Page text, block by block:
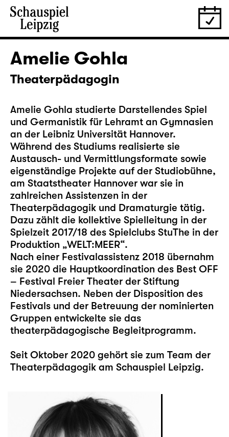
Amelie Gohla
Theaterpädagogin
Amelie Gohla studierte Darstellendes Spiel
und Germanistik für Lehramt an Gymnasien
an der Leibniz Universität Hannover.
Während des Studiums realisierte sie
Austausch- und Vermittlungsformate sowie
eigenständige Projekte auf der Studiobühne,
am Staatstheater Hannover war sie in
zahlreichen Assistenzen in der
Theaterpädagogik und Dramaturgie tätig.
Dazu zählt die kollektive Spielleitung in der
Spielzeit 2017/18 des Spielclubs StuThe in der
Produktion „WELT:MEER“.
Nach einer Festivalassistenz 2018 übernahm
sie 2020 die Hauptkoordination des Best OFF
– Festival Freier Theater der Stiftung
Niedersachsen. Neben der Disposition des
Festivals und der Betreuung der nominierten
Gruppen entwickelte sie das
theaterpädagogische Begleitprogramm.
Seit Oktober 2020 gehört sie zum Team der
Theaterpädagogik am Schauspiel Leipzig.